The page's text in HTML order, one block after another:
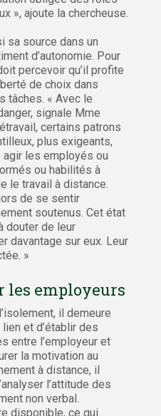
», ajoute la chercheuse.
sa source dans un
d’autonomie. Pour
percevoir qu’il profite
de choix dans
tâches. « Avec le
signale Mme
certains patrons
plus exigeants,
agir les employés ou
ou habilités à
le travail à distance.
de se sentir
soutenus. Cet état
douter de leur
davantage sur eux. Leur
»
les employeurs
il demeure
et d’établir des
entre l’employeur et
la motivation au
à distance, il
l’attitude des
non verbal.
disponible, ce qui